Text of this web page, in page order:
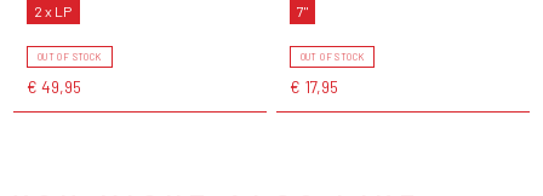
2 x LP
OUT OF STOCK
€ 49,95
7"
OUT OF STOCK
€ 17,95